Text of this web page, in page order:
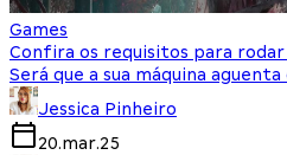
Games
Confira os requisitos para rodar
Será que a sua máquina
Jessica Pinheiro
20.mar.25